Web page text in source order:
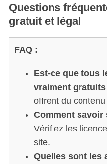
Questions
gratuit et légal
FAQ :
Est-ce que tous
vraiment gratuits
offrent du
Comment savoir
Vérifiez les
site.
Quelles sont les